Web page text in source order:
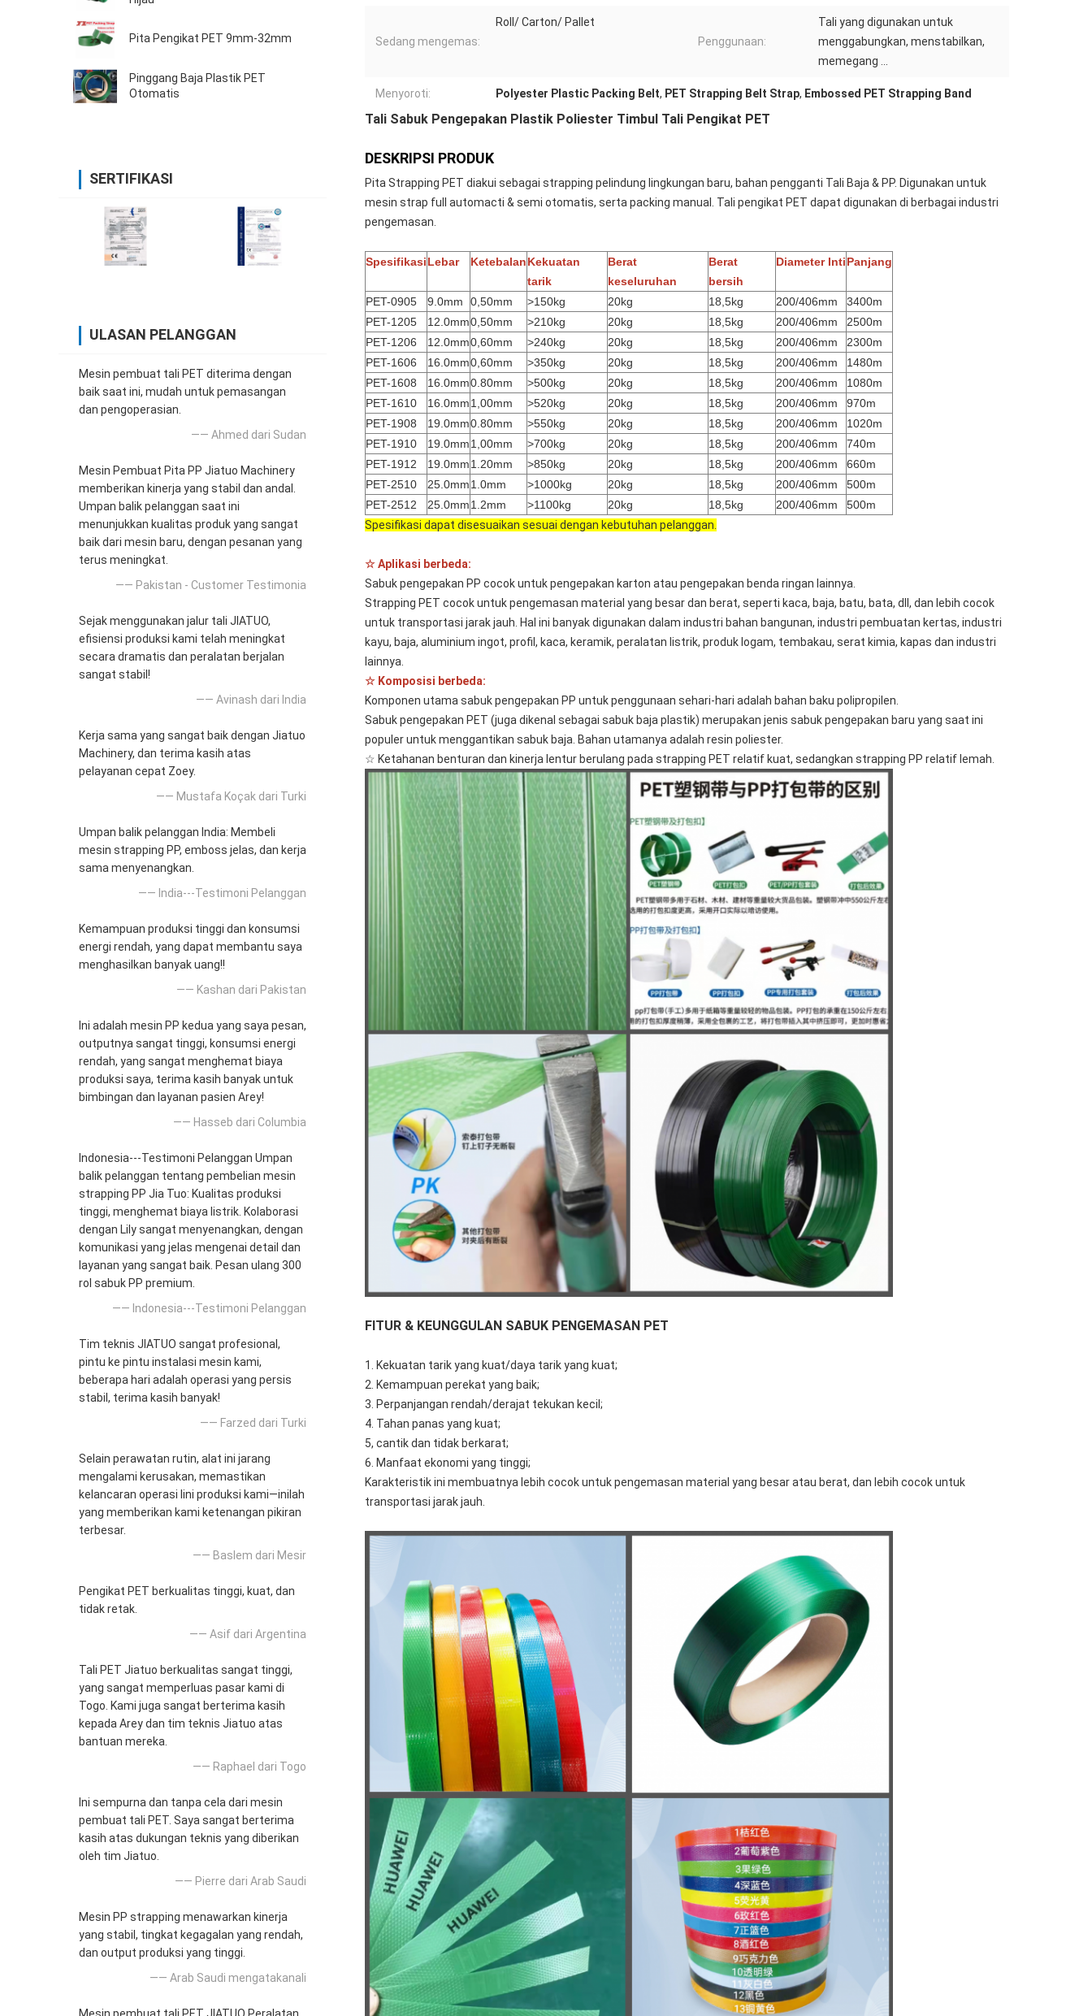
Pita Pengikat PET 9mm-32mm
Pinggang Baja Plastik PET
Otomatis
SERTIFIKASI
ULASAN PELANGGAN
Mesin pembuat tali PET diterima dengan
baik saat ini, mudah untuk pemasangan
dan pengoperasian.
—— Ahmed dari Sudan
Mesin Pembuat Pita PP Jiatuo Machinery
memberikan kinerja yang stabil dan andal.
Umpan balik pelanggan saat ini
menunjukkan kualitas produk yang sangat
baik dari mesin baru, dengan pesanan yang
terus meningkat.
—— Pakistan - Customer Testimonia
Sejak menggunakan jalur tali JIATUO,
efisiensi produksi kami telah meningkat
secara dramatis dan peralatan berjalan
sangat stabil!
—— Avinash dari India
Kerja sama yang sangat baik dengan Jiatuo
Machinery, dan terima kasih atas
pelayanan cepat Zoey.
—— Mustafa Koçak dari Turki
Umpan balik pelanggan India: Membeli
mesin strapping PP, emboss jelas, dan kerja
sama menyenangkan.
—— India---Testimoni Pelanggan
Kemampuan produksi tinggi dan konsumsi
energi rendah, yang dapat membantu saya
menghasilkan banyak uang!!
—— Kashan dari Pakistan
Ini adalah mesin PP kedua yang saya pesan,
outputnya sangat tinggi, konsumsi energi
rendah, yang sangat menghemat biaya
produksi saya, terima kasih banyak untuk
bimbingan dan layanan pasien Arey!
—— Hasseb dari Columbia
Indonesia---Testimoni Pelanggan Umpan
balik pelanggan tentang pembelian mesin
strapping PP Jia Tuo: Kualitas produksi
tinggi, menghemat biaya listrik. Kolaborasi
dengan Lily sangat menyenangkan, dengan
komunikasi yang jelas mengenai detail dan
layanan yang sangat baik. Pesan ulang 300
rol sabuk PP premium.
—— Indonesia---Testimoni Pelanggan
Tim teknis JIATUO sangat profesional,
pintu ke pintu instalasi mesin kami,
beberapa hari adalah operasi yang persis
stabil, terima kasih banyak!
—— Farzed dari Turki
Selain perawatan rutin, alat ini jarang
mengalami kerusakan, memastikan
kelancaran operasi lini produksi kami—inilah
yang memberikan kami ketenangan pikiran
terbesar.
—— Baslem dari Mesir
Pengikat PET berkualitas tinggi, kuat, dan
tidak retak.
—— Asif dari Argentina
Tali PET Jiatuo berkualitas sangat tinggi,
yang sangat memperluas pasar kami di
Togo. Kami juga sangat berterima kasih
kepada Arey dan tim teknis Jiatuo atas
bantuan mereka.
—— Raphael dari Togo
Ini sempurna dan tanpa cela dari mesin
pembuat tali PET. Saya sangat berterima
kasih atas dukungan teknis yang diberikan
oleh tim Jiatuo.
—— Pierre dari Arab Saudi
Mesin PP strapping menawarkan kinerja
yang stabil, tingkat kegagalan yang rendah,
dan output produksi yang tinggi.
—— Arab Saudi mengatakanali
Sedang mengemas:
Roll/ Carton/ Pallet
Penggunaan:
Tali yang digunakan untuk
menggabungkan, menstabilkan,
memegang ...
Menyoroti: Polyester Plastic Packing Belt, PET Strapping Belt Strap, Embossed PET Strapping Band
Tali Sabuk Pengepakan Plastik Poliester Timbul Tali Pengikat PET
DESKRIPSI PRODUK
Pita Strapping PET diakui sebagai strapping pelindung lingkungan baru, bahan pengganti Tali Baja & PP. Digunakan untuk
mesin strap full automacti & semi otomatis, serta packing manual. Tali pengikat PET dapat digunakan di berbagai industri
pengemasan.
SpesifikasiLebar KetebalanKekuatan
tarik
Berat
keseluruhan
Berat
bersih
Diameter IntiPanjang
PET-0905 9.0mm 0,50mm >150kg 20kg 18,5kg 200/406mm
3400m
PET-1205
12.0mm0,50mm >210kg 20kg 18,5kg 200/406mm
2500m
PET-1206
12.0mm0,60mm >240kg 20kg 18,5kg 200/406mm
2300m
PET-1606
16.0mm0,60mm >350kg 20kg 18,5kg 200/406mm
1480m
PET-1608
16.0mm0.80mm >500kg 20kg 18,5kg 200/406mm
1080m
PET-1610
16.0mm1,00mm >520kg 20kg 18,5kg 200/406mm
970m
PET-1908
19.0mm0.80mm >550kg 20kg 18,5kg 200/406mm
1020m
PET-1910
19.0mm1,00mm >700kg 20kg 18,5kg 200/406mm
740m
PET-1912
19.0mm1.20mm >850kg 20kg 18,5kg 200/406mm
660m
PET-2510
25.0mm1.0mm >1000kg 20kg 18,5kg 200/406mm
500m
PET-2512
25.0mm1.2mm >1100kg 20kg 18,5kg 200/406mm
500m
Spesifikasi dapat disesuaikan sesuai dengan kebutuhan pelanggan.
☆ Aplikasi berbeda:
Sabuk pengepakan PP cocok untuk pengepakan karton atau pengepakan benda ringan lainnya.
Strapping PET cocok untuk pengemasan material yang besar dan berat, seperti kaca, baja, batu, bata, dll, dan lebih cocok
untuk transportasi jarak jauh. Hal ini banyak digunakan dalam industri bahan bangunan, industri pembuatan kertas, industri
kayu, baja, aluminium ingot, profil, kaca, keramik, peralatan listrik, produk logam, tembakau, serat kimia, kapas dan industri
lainnya.
☆ Komposisi berbeda:
Komponen utama sabuk pengepakan PP untuk penggunaan sehari-hari adalah bahan baku polipropilen.
Sabuk pengepakan PET (juga dikenal sebagai sabuk baja plastik) merupakan jenis sabuk pengepakan baru yang saat ini
populer untuk menggantikan sabuk baja. Bahan utamanya adalah resin poliester.
☆ Ketahanan benturan dan kinerja lentur berulang pada strapping PET relatif kuat, sedangkan strapping PP relatif lemah.
FITUR & KEUNGGULAN SABUK PENGEMASAN PET
1. Kekuatan tarik yang kuat/daya tarik yang kuat;
2. Kemampuan perekat yang baik;
3. Perpanjangan rendah/derajat tekukan kecil;
4. Tahan panas yang kuat;
5, cantik dan tidak berkarat;
6. Manfaat ekonomi yang tinggi;
Karakteristik ini membuatnya lebih cocok untuk pengemasan material yang besar atau berat, dan lebih cocok untuk
transportasi jarak jauh.